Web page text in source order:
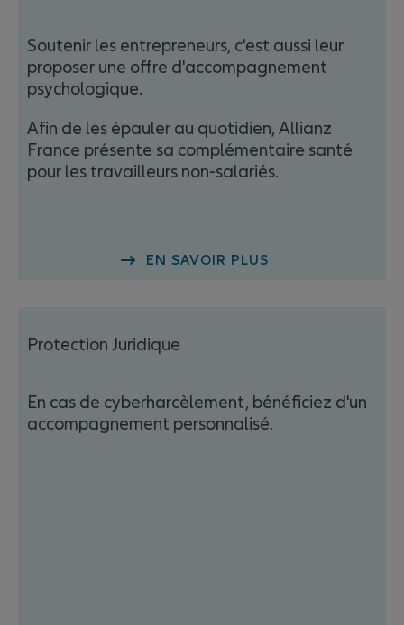
Soutenir les entrepreneurs, c'est aussi leur
proposer une offre d'accompagnement
psychologique.
Afin de les épauler au quotidien, Allianz
France présente sa complémentaire santé
pour les travailleurs non-salariés.
EN SAVOIR PLUS
Protection Juridique
En cas de cyberharcèlement, bénéficiez d'un
accompagnement personnalisé.